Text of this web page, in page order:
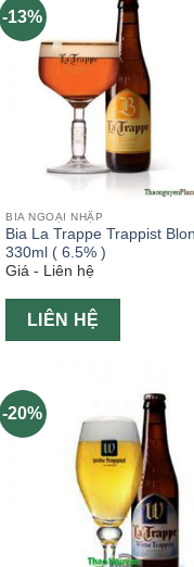
-13%
BIA NGOẠI NHẬP
Bia La Trappe Trappist
330ml ( 6.5% )
Giá - Liên hệ
LIÊN HỆ
-20%